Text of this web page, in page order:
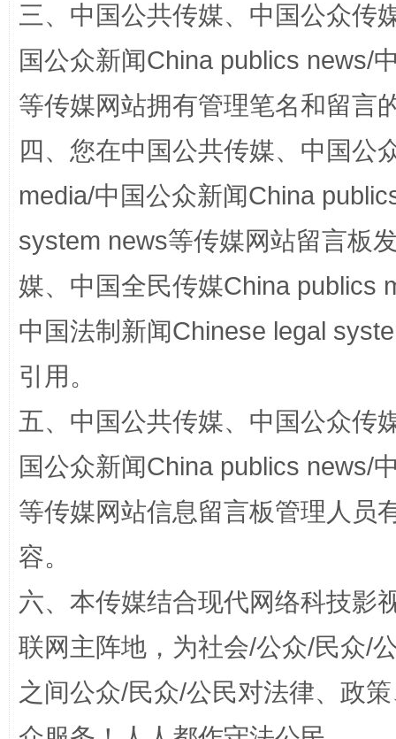
解纷+调解+退费，一次搞定
站台名比不上好声名
漫山遍野的桃花与雪山、麦地、白藏房 除
招工难、用工荒背后
三、中国公共传媒、中国公众传
国公众新闻China publics news/
等传媒网站拥有管理笔名和留言
四、您在中国公共传媒、中国公
media/中国公众新闻China
system news等传媒网站留言板
媒、中国全民传媒China publics
中国法制新闻Chinese legal
引用。
五、中国公共传媒、中国公众传
国公众新闻China publics news/
等传媒网站信息留言板管理人员
容。
六、本传媒结合现代网络科技影
联网主阵地，为社会/公众/民众/
之间公众/民众/公民对法律、政